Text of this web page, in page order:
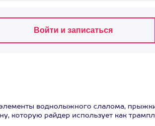
воднолыжного слалома,
которую райдер использует как